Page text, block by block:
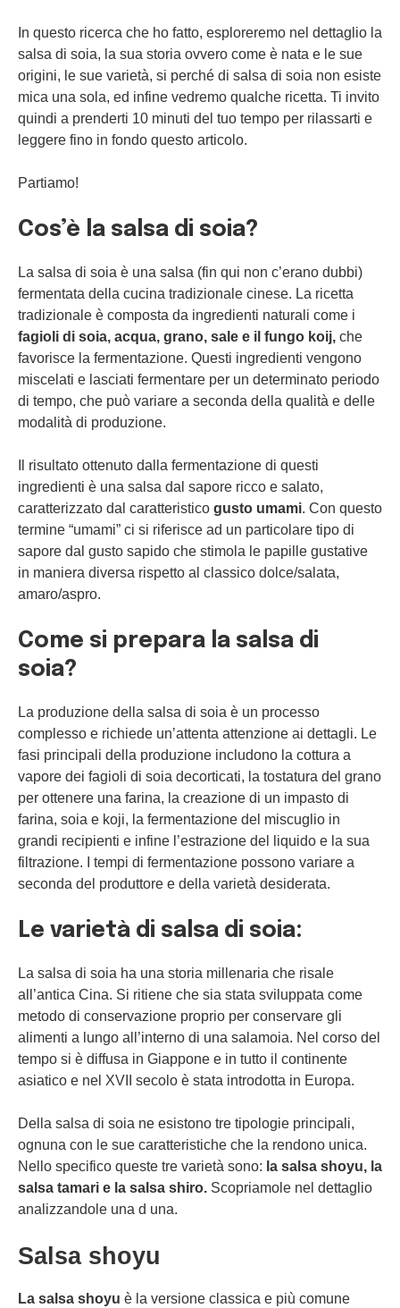
In questo ricerca che ho fatto, esploreremo nel dettaglio la
salsa di soia, la sua storia ovvero come è nata e le sue
origini, le sue varietà, si perché di salsa di soia non esiste
mica una sola, ed infine vedremo qualche ricetta. Ti invito
quindi a prenderti 10 minuti del tuo tempo per rilassarti e
leggere fino in fondo questo articolo.
Partiamo!
Cos’è la salsa di soia?
La salsa di soia è una salsa (fin qui non c’erano dubbi)
fermentata della cucina tradizionale cinese. La ricetta
tradizionale è composta da ingredienti naturali come i
fagioli di soia, acqua, grano, sale e il fungo koij, che
favorisce la fermentazione. Questi ingredienti vengono
miscelati e lasciati fermentare per un determinato periodo
di tempo, che può variare a seconda della qualità e delle
modalità di produzione.
Il risultato ottenuto dalla fermentazione di questi
ingredienti è una salsa dal sapore ricco e salato,
caratterizzato dal caratteristico gusto umami. Con questo
termine “umami” ci si riferisce ad un particolare tipo di
sapore dal gusto sapido che stimola le papille gustative
in maniera diversa rispetto al classico dolce/salata,
amaro/aspro.
Come si prepara la salsa di
soia?
La produzione della salsa di soia è un processo
complesso e richiede un’attenta attenzione ai dettagli. Le
fasi principali della produzione includono la cottura a
vapore dei fagioli di soia decorticati, la tostatura del grano
per ottenere una farina, la creazione di un impasto di
farina, soia e koji, la fermentazione del miscuglio in
grandi recipienti e infine l’estrazione del liquido e la sua
filtrazione. I tempi di fermentazione possono variare a
seconda del produttore e della varietà desiderata.
Le varietà di salsa di soia:
La salsa di soia ha una storia millenaria che risale
all’antica Cina. Si ritiene che sia stata sviluppata come
metodo di conservazione proprio per conservare gli
alimenti a lungo all’interno di una salamoia. Nel corso del
tempo si è diffusa in Giappone e in tutto il continente
asiatico e nel XVII secolo è stata introdotta in Europa.
Della salsa di soia ne esistono tre tipologie principali,
ognuna con le sue caratteristiche che la rendono unica.
Nello specifico queste tre varietà sono: la salsa shoyu, la
salsa tamari e la salsa shiro. Scopriamole nel dettaglio
analizzandole una d una.
Salsa shoyu
La salsa shoyu è la versione classica e più comune